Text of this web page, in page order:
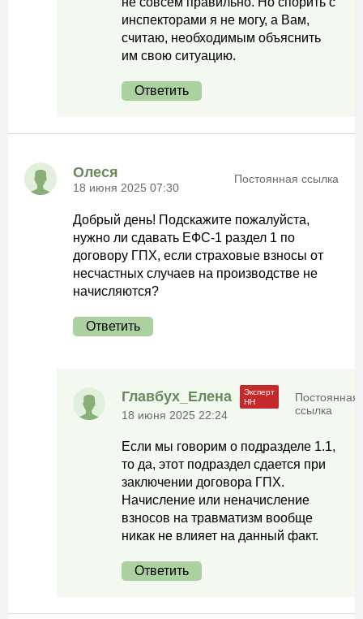
инспекторами я не могу, а Вам,
считаю, необходимым объяснить
им свою ситуацию.
Ответить
Олеся
18 июня 2025 07:30
Постоянная ссылка
Добрый день! Подскажите пожалуйста,
нужно ли сдавать ЕФС-1 раздел 1 по
договору ГПХ, если страховые взносы от
несчастных случаев на производстве не
начисляются?
Ответить
Главбух_Елена
18 июня 2025 22:24
Постоянная
ссылка
Если мы говорим о подразделе 1.1,
то да, этот подраздел сдается при
заключении договора ГПХ.
Начисление или неначисление
взносов на травматизм вообще
никак не влияет на данный факт.
Ответить